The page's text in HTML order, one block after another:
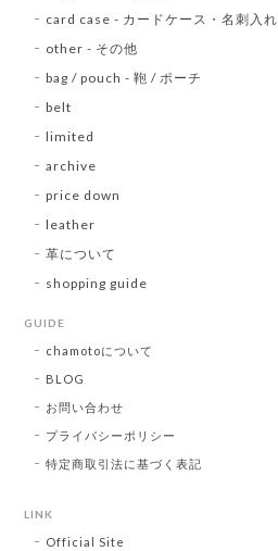
card case - カードケース・名刺入れ
other - その他
bag / pouch - 鞄 / ポーチ
belt
limited
archive
price down
leather
革について
shopping guide
GUIDE
chamotoについて
BLOG
お問い合わせ
プライバシーポリシー
特定商取引法に基づく表記
LINK
Official Site